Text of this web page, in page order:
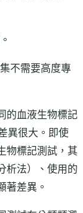
。
集不需要高度專
的血液生物標記
異很大。即使
物標記測試，其
析法）、使用的
著差異。